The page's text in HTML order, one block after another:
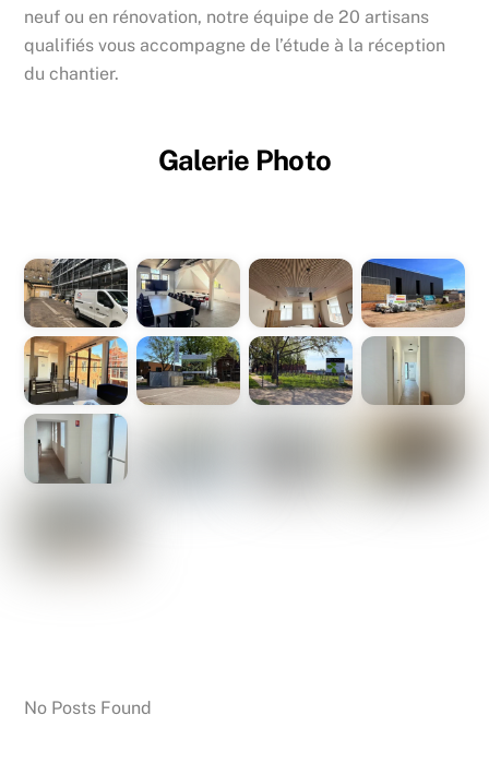
neuf ou en rénovation, notre équipe de 20 artisans
qualifiés vous accompagne de l’étude à la réception
du chantier.
Galerie Photo
No Posts Found